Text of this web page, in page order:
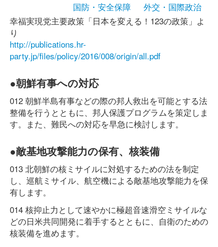
国防・安全保障
外交・国際政治
幸福実現党主要政策「日本を変える！123の政策」よ
り
http://publications.hr-
party.jp/files/policy/2016/008/origin/all.pdf
●朝鮮有事への対応
012 朝鮮半島有事などの際の邦人救出を可能とする法
整備を行うとともに、邦人保護プログラムを策定しま
す。また、難民への対応を早急に検討します。
●敵基地攻撃能力の保有、核装備
013 北朝鮮の核ミサイルに対処するための法を制定
し、巡航ミサイル、航空機による敵基地攻撃能力を保
有します。
014 核抑止力として速やかに極超音速滑空ミサイルな
どの日米共同開発に着手するとともに、自衛のための
核装備を進めます。